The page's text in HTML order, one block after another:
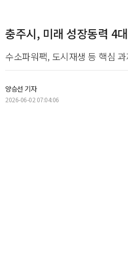
충주시, 미래 성장동력 4
수소파워팩, 도시재생 등 핵심
양승선 기자
2026-06-02 07:04:06